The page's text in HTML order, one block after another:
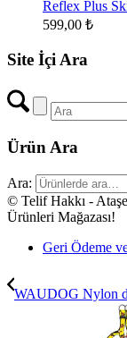
Reflex Plus
599,00 ₺
Site İçi Ara
Ürün Ara
Ara:
© Telif Hakkı -
Ürünleri Mağazası!
Geri Ödeme
WAUDOG Nylon